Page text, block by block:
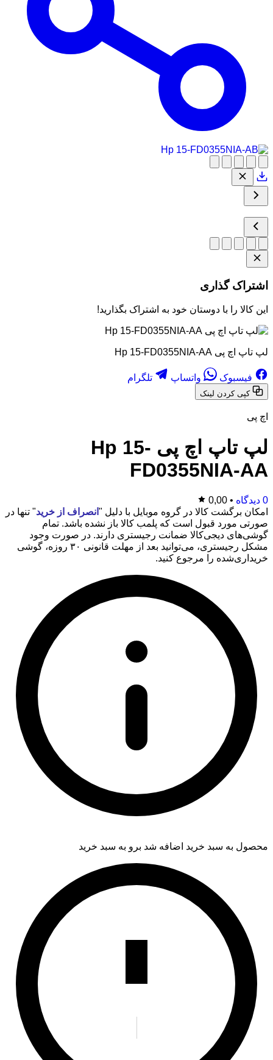
اشتراک گذاری
این کالا را با دوستان خود به اشتراک بگذارید!
لپ تاپ اچ پی Hp 15-FD0355NIA-AA
فیسبوک واتساپ تلگرام
کپی کردن لینک
اچ پی
لپ تاپ اچ پی Hp 15-
FD0355NIA-AA
0 دیدگاه •
0,00
امکان برگشت کالا در گروه موبایل با دلیل " انصراف از خرید" تنها در
صورتی مورد قبول است که پلمب کالا باز نشده باشد. تمام
گوشی‌های دیجی‌کالا ضمانت رجیستری دارند. در صورت وجود
مشکل رجیستری، می‌توانید بعد از مهلت قانونی ۳۰ روزه، گوشی
خریداری‌شده را مرجوع کنید.
محصول به سبد خرید اضافه شد برو به سبد خرید